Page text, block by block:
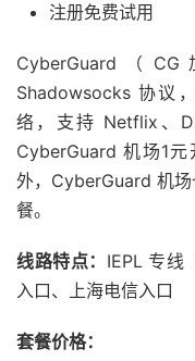
注册免费试用
CyberGuard （ CG
Shadowsocks 协议
络，支持 Netflix、
CyberGuard 机场1
外，CyberGuard 机
餐。
线路特点： IEPL 专线
入口、上海电信入口
套餐价格：